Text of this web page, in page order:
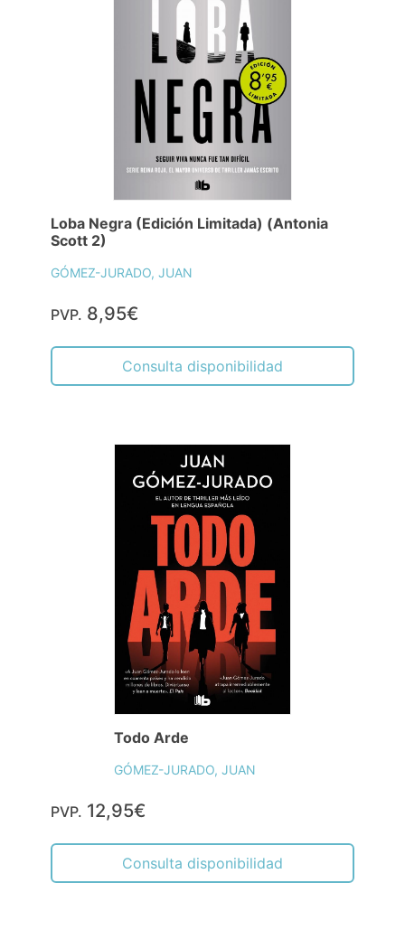
Loba Negra (Edición Limitada) (Antonia
Scott 2)
GÓMEZ-JURADO, JUAN
PVP. 8,95€
Consulta disponibilidad
Todo Arde
GÓMEZ-JURADO, JUAN
PVP. 12,95€
Consulta disponibilidad